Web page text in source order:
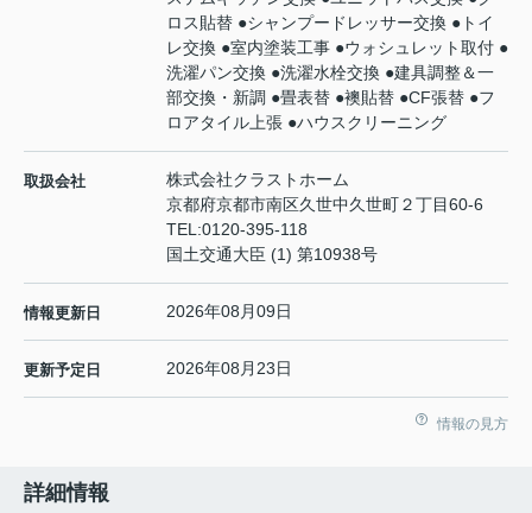
ロス貼替 ●シャンプードレッサー交換 ●トイ
レ交換 ●室内塗装工事 ●ウォシュレット取付 ●
洗濯パン交換 ●洗濯水栓交換 ●建具調整＆一
部交換・新調 ●畳表替 ●襖貼替 ●CF張替 ●フ
ロアタイル上張 ●ハウスクリーニング
取扱会社
株式会社クラストホーム
京都府京都市南区久世中久世町２丁目60-6
TEL:0120-395-118
国土交通大臣 (1) 第10938号
情報更新日 2026年08月09日
更新予定日 2026年08月23日
情報の見方
詳細情報